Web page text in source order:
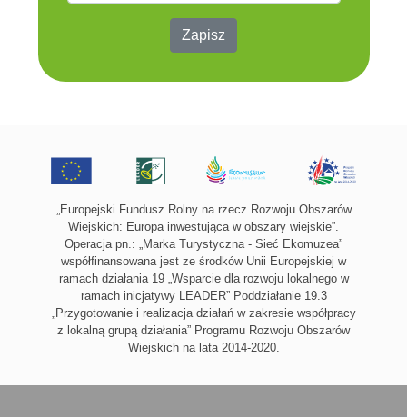
Zapisz
„Europejski Fundusz Rolny na rzecz Rozwoju Obszarów
Wiejskich: Europa inwestująca w obszary wiejskie”.
Operacja pn.: „Marka Turystyczna - Sieć Ekomuzea”
współfinansowana jest ze środków Unii Europejskiej w
ramach działania 19 „Wsparcie dla rozwoju lokalnego w
ramach inicjatywy LEADER” Poddziałanie 19.3
„Przygotowanie i realizacja działań w zakresie współpracy
z lokalną grupą działania” Programu Rozwoju Obszarów
Wiejskich na lata 2014-2020.